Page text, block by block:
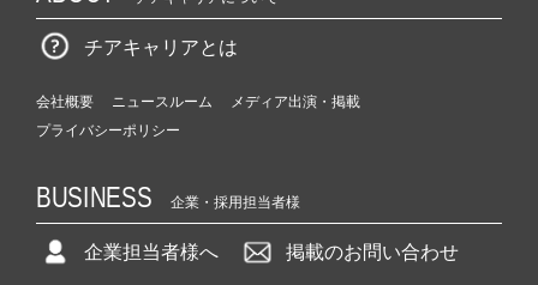
チアキャリアとは
会社概要 ニュースルーム
メディア出演・掲載
プライバシーポリシー
BUSINESS 企業・採用担当者様
企業担当者様へ 掲載のお問い合わせ